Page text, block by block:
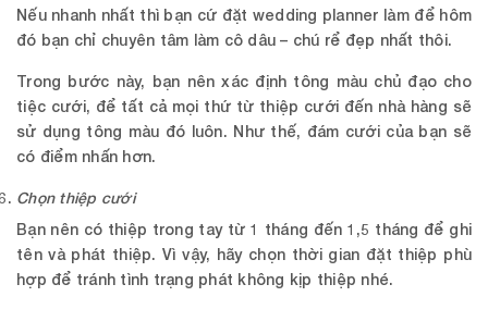
Nếu nhanh nhất thì bạn cứ đặt wedding planner làm để hôm
đó bạn chỉ chuyên tâm làm cô dâu – chú rể đẹp nhất thôi.
Trong bước này, bạn nên xác định tông màu chủ đạo cho
tiệc cưới, để tất cả mọi thứ từ thiệp cưới đến nhà hàng sẽ
sử dụng tông màu đó luôn. Như thế, đám cưới của bạn sẽ
có điểm nhấn hơn.
Chọn thiệp cưới
Bạn nên có thiệp trong tay từ 1 tháng đến 1,5 tháng để ghi
tên và phát thiệp. Vì vậy, hãy chọn thời gian đặt thiệp phù
hợp để tránh tình trạng phát không kịp thiệp nhé.